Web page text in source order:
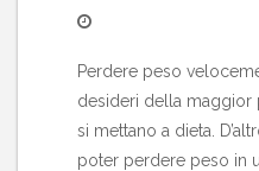
Perdere peso
desideri della maggior
si mettano a dieta.
poter perdere peso in